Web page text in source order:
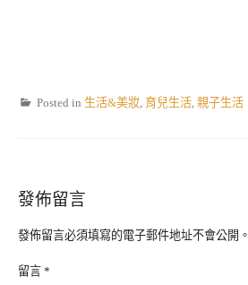
Posted in 生活&美妝 育兒生活 親子生活
發佈留言
發佈留言必須填寫的電子郵件地址不會公開。
留言 *